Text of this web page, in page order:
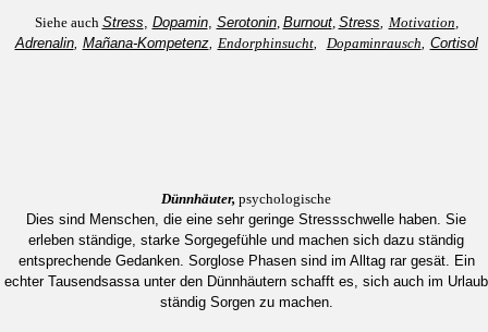
Siehe auch Stress Dopamin, Serotonin, Burnout, Stress Motivation
Adrenalin, Mañana-Kompetenz, Endorphinsucht, Dopaminrausch Cortisol
Dünnhäuter, psychologische
Dies sind Menschen, die eine sehr geringe Stressschwelle haben. Sie
erleben ständige, starke Sorgegefühle und machen sich dazu ständig
entsprechende Gedanken. Sorglose Phasen sind im Alltag rar gesät. Ein
echter Tausendsassa unter den Dünnhäutern schafft es, sich auch im Urlaub
ständig Sorgen zu machen.